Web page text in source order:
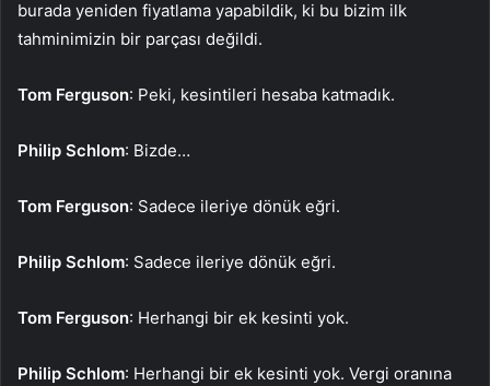
burada yeniden fiyatlama yapabildik, ki bu bizim ilk
tahminimizin bir parçası değildi.
Tom Ferguson: Peki, kesintileri hesaba katmadık.
Philip Schlom: Bizde…
Tom Ferguson: Sadece ileriye dönük eğri.
Philip Schlom: Sadece ileriye dönük eğri.
Tom Ferguson: Herhangi bir ek kesinti yok.
Philip Schlom: Herhangi bir ek kesinti yok. Vergi oranına